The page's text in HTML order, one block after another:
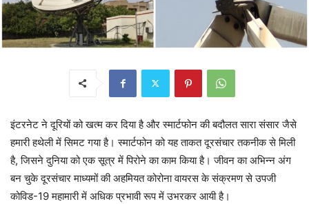
इंटरनेट ने दूरियों को खत्म कर दिया है और स्मार्टफोन की बदौलत सारा संसार जैसे
हमारी हथेली में सिमट गया है। स्मार्टफोन को यह ताकत दूरसंचार तकनीक से मिली
है, जिसने दुनिया को एक सूत्र में पिरोने का काम किया है। जीवन का अभिन्न अंग
बन चुके दूरसंचार माध्यमों की अहमियत कोरोना वायरस के संक्रमण से उपजी
कोविड-19 महामारी में अधिक प्रभावी रूप में उभरकर आयी है।